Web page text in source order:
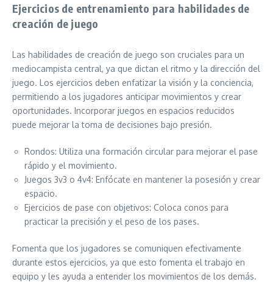
Ejercicios de entrenamiento para habilidades de
creación de juego
Las habilidades de creación de juego son cruciales para un
mediocampista central, ya que dictan el ritmo y la dirección del
juego. Los ejercicios deben enfatizar la visión y la conciencia,
permitiendo a los jugadores anticipar movimientos y crear
oportunidades. Incorporar juegos en espacios reducidos
puede mejorar la toma de decisiones bajo presión.
Rondos: Utiliza una formación circular para mejorar el pase
rápido y el movimiento.
Juegos 3v3 o 4v4: Enfócate en mantener la posesión y crear
espacio.
Ejercicios de pase con objetivos: Coloca conos para
practicar la precisión y el peso de los pases.
Fomenta que los jugadores se comuniquen efectivamente
durante estos ejercicios, ya que esto fomenta el trabajo en
equipo y les ayuda a entender los movimientos de los demás.